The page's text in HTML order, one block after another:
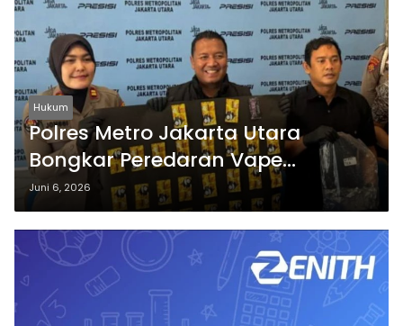
Hukum
Polres Metro Jakarta Utara
Bongkar Peredaran Vape
Etomidate, Dua Tersangka
Ditangkap
Juni 6, 2026